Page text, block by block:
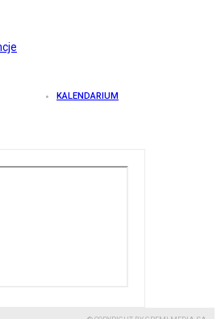
KALENDARIUM